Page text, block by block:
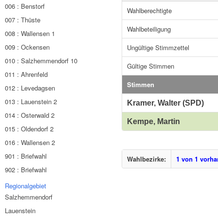
006 : Benstorf
007 : Thüste
008 : Wallensen 1
009 : Ockensen
010 : Salzhemmendorf 10
011 : Ahrenfeld
012 : Levedagsen
013 : Lauenstein 2
014 : Osterwald 2
015 : Oldendorf 2
016 : Wallensen 2
901 : Briefwahl
902 : Briefwahl
Regionalgebiet
Salzhemmendorf
Lauenstein
Wahlberechtigte
Wahlbeteiligung
Ungültige Stimmzettel
Gültige Stimmen
Stimmen
Kramer, Walter (SPD)
Kempe, Martin
Wahlbezirke: 1 von 1